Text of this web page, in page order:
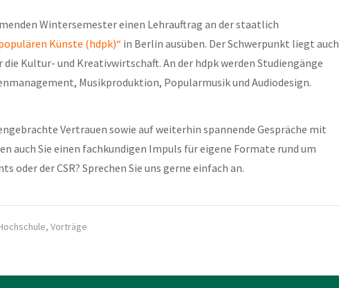
Wintersemester einen Lehrauftrag an der staatlich
Künste (hdpk)“ in Berlin ausüben. Der Schwerpunkt liegt auch
Kultur- und Kreativwirtschaft. An der hdpk werden Studiengänge
Musikproduktion, Popularmusik und Audiodesign.
Vertrauen sowie auf weiterhin spannende Gespräche mit
auch Sie einen fachkundigen Impuls für eigene Formate rund um
oder der CSR? Sprechen Sie uns gerne einfach an.
, Vorträge